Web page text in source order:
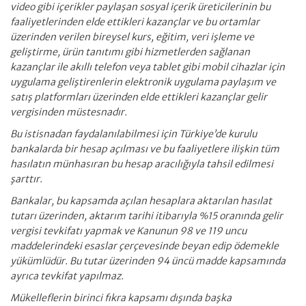
video gibi içerikler paylaşan sosyal içerik üreticilerinin bu
faaliyetlerinden elde ettikleri kazançlar ve bu ortamlar
üzerinden verilen bireysel kurs, eğitim, veri işleme ve
geliştirme, ürün tanıtımı gibi hizmetlerden sağlanan
kazançlar ile akıllı telefon veya tablet gibi mobil cihazlar için
uygulama geliştirenlerin elektronik uygulama paylaşım ve
satış platformları üzerinden elde ettikleri kazançlar gelir
vergisinden müstesnadır.
Bu istisnadan faydalanılabilmesi için Türkiye’de kurulu
bankalarda bir hesap açılması ve bu faaliyetlere ilişkin tüm
hasılatın münhasıran bu hesap aracılığıyla tahsil edilmesi
şarttır.
Bankalar, bu kapsamda açılan hesaplara aktarılan hasılat
tutarı üzerinden, aktarım tarihi itibarıyla %15 oranında gelir
vergisi tevkifatı yapmak ve Kanunun 98 ve 119 uncu
maddelerindeki esaslar çerçevesinde beyan edip ödemekle
yükümlüdür. Bu tutar üzerinden 94 üncü madde kapsamında
ayrıca tevkifat yapılmaz.
Mükelleflerin birinci fıkra kapsamı dışında başka